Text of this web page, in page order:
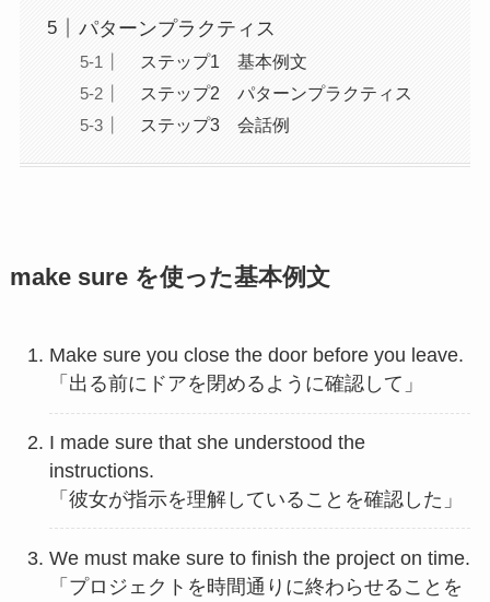
パターンプラクティス
ステップ1 基本例文
ステップ2 パターンプラクティス
ステップ3 会話例
make sure を使った基本例文
Make sure you close the door before you leave.
「出る前にドアを閉めるように確認して」
I made sure that she understood the
instructions.
「彼女が指示を理解していることを確認した」
We must make sure to finish the project on time.
「プロジェクトを時間通りに終わらせることを